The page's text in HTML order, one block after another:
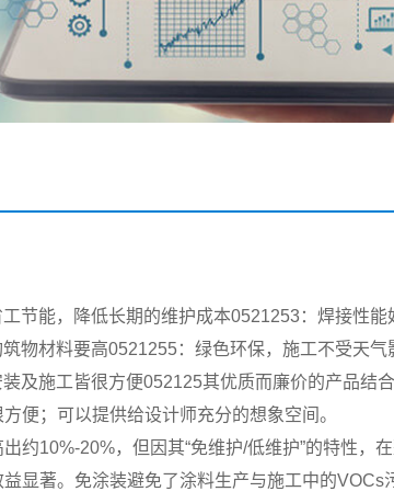
节能，降低长期的维护成本0521253：焊接性
物材料要高0521255：绿色环保，施工不受天
及施工皆很方便052125其优质而廉价的产品结
便；可以提供给设计师充分的想象空间。
约10%-20%，但因其“免维护/低维护”的特性，
显著。免涂装避免了涂料生产与施工中的VOCs